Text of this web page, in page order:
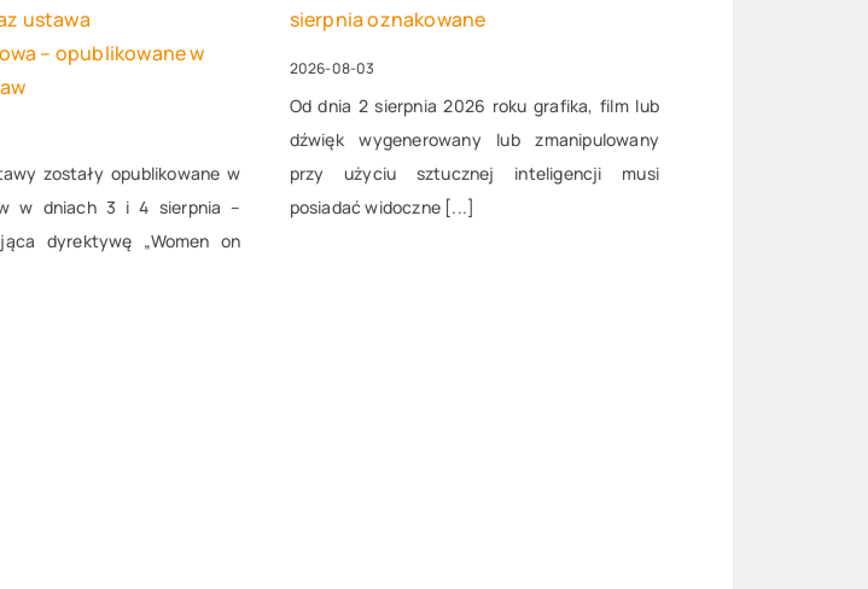
ustawa
– opublikowane w
zostały opublikowane w
w dniach 3 i 4 sierpnia –
dyrektywę „Women on
sierpnia oznakowane
2026-08-03
Od dnia 2 sierpnia 2026 roku grafika, film lub
dźwięk wygenerowany lub zmanipulowany
przy użyciu sztucznej inteligencji musi
posiadać widoczne [...]